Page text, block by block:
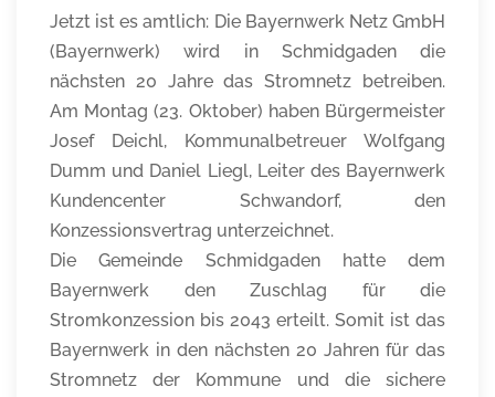
Jetzt ist es amtlich: Die Bayernwerk Netz GmbH
(Bayernwerk) wird in Schmidgaden die
nächsten 20 Jahre das Stromnetz betreiben.
Am Montag (23. Oktober) haben Bürgermeister
Josef Deichl, Kommunalbetreuer Wolfgang
Dumm und Daniel Liegl, Leiter des Bayernwerk
Kundencenter Schwandorf, den
Konzessionsvertrag unterzeichnet.
Die Gemeinde Schmidgaden hatte dem
Bayernwerk den Zuschlag für die
Stromkonzession bis 2043 erteilt. Somit ist das
Bayernwerk in den nächsten 20 Jahren für das
Stromnetz der Kommune und die sichere